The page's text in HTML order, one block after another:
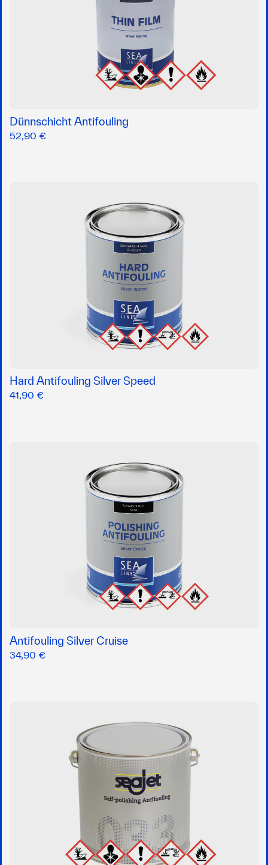
Dünnschicht Antifouling
52,90 €
Hard Antifouling Silver Speed
41,90 €
Antifouling Silver Cruise
34,90 €